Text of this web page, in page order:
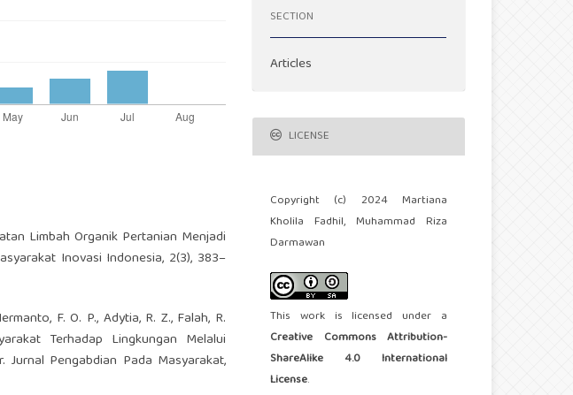
Limbah Organik Pertanian Menjadi
Inovasi Indonesia, 2(3), 383–
F. O. P., Adytia, R. Z., Falah, R.
Terhadap Lingkungan Melalui
Jurnal Pengabdian Pada Masyarakat,
SECTION
Articles
LICENSE
Copyright (c) 2024 Martiana
Kholila Fadhil, Muhammad Riza
Darmawan
This work is licensed under a
Creative Commons Attribution-
ShareAlike 4.0 International
License.